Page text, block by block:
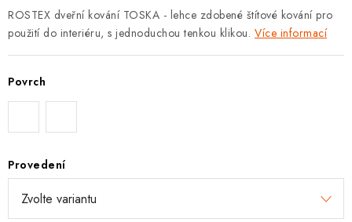
CYLINDRICKÉ VLOŽKY
VISACÍ ZÁMKY
SPECIÁLNÍ KOVÁNÍ
DOPLŇKY KE DVEŘÍM
ROSTEX dveřní kování TOSKA - lehce zdobené štítové kování pro
použití do interiéru, s jednoduchou tenkou klikou. Více informací
Povrch
Provedení